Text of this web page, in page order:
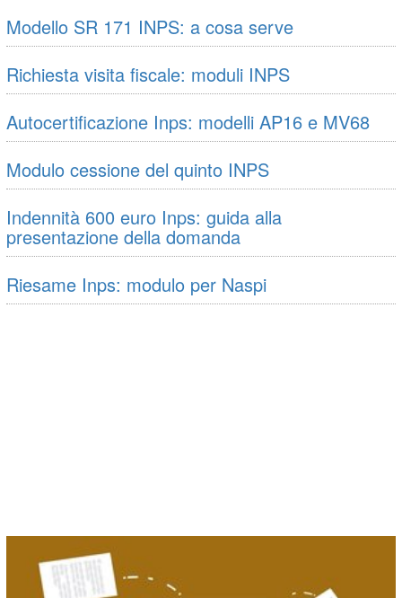
Modello SR 171 INPS: a cosa serve
Richiesta visita fiscale: moduli INPS
Autocertificazione Inps: modelli AP16 e MV68
Modulo cessione del quinto INPS
Indennità 600 euro Inps: guida alla
presentazione della domanda
Riesame Inps: modulo per Naspi